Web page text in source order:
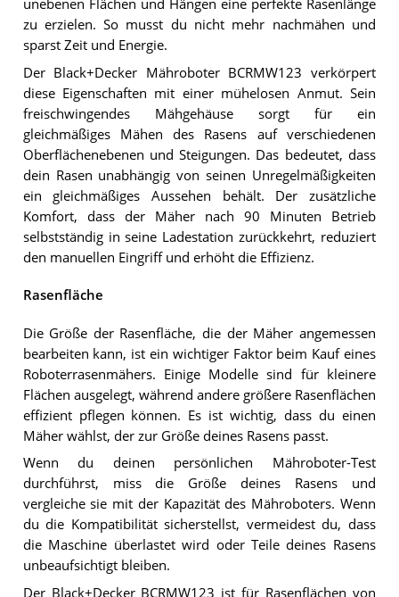
unebenen Flächen und Hängen eine perfekte Rasenlänge
zu erzielen. So musst du nicht mehr nachmähen und
sparst Zeit und Energie.
Der Black+Decker Mähroboter BCRMW123 verkörpert
diese Eigenschaften mit einer mühelosen Anmut. Sein
freischwingendes Mähgehäuse sorgt für ein
gleichmäßiges Mähen des Rasens auf verschiedenen
Oberflächenebenen und Steigungen. Das bedeutet, dass
dein Rasen unabhängig von seinen Unregelmäßigkeiten
ein gleichmäßiges Aussehen behält. Der zusätzliche
Komfort, dass der Mäher nach 90 Minuten Betrieb
selbstständig in seine Ladestation zurückkehrt, reduziert
den manuellen Eingriff und erhöht die Effizienz.
Rasenfläche
Die Größe der Rasenfläche, die der Mäher angemessen
bearbeiten kann, ist ein wichtiger Faktor beim Kauf eines
Roboterrasenmähers. Einige Modelle sind für kleinere
Flächen ausgelegt, während andere größere Rasenflächen
effizient pflegen können. Es ist wichtig, dass du einen
Mäher wählst, der zur Größe deines Rasens passt.
Wenn du deinen persönlichen Mähroboter-Test
durchführst, miss die Größe deines Rasens und
vergleiche sie mit der Kapazität des Mähroboters. Wenn
du die Kompatibilität sicherstellst, vermeidest du, dass
die Maschine überlastet wird oder Teile deines Rasens
unbeaufsichtigt bleiben.
Der Black+Decker BCRMW123 ist für Rasenflächen von